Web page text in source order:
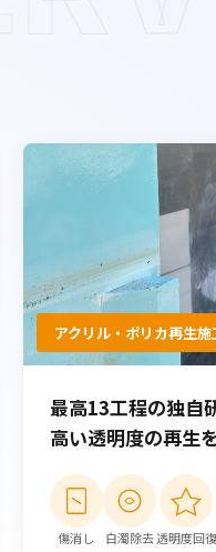
アクリル・ポリカ再生施
最高13工程の独自
高い透明度の再生
傷消し 白濁除去透明度回復